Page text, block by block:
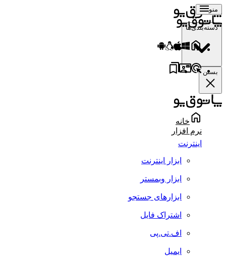
منو
دسته‌بندی‌ها
بستن
خانه
نرم افزار
اینترنت
ابزار اینترنت
ابزار وبمستر
ابزارهای جستجو
اشتراک فایل
اف.تی.پی
ایمیل